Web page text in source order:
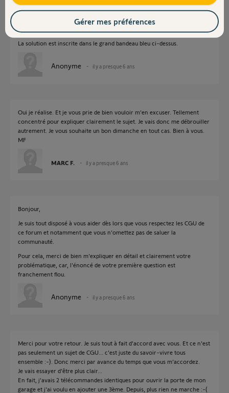
Réponses
La solution est inscrite dans le grand bandeau bleu ci-dessus.
Anonyme il y a presque 6 ans
Oui je réalise. Et je vous prie de bien vouloir m'en excuser. Tellement
concentré pour expliquer clairement le sujet. Je vais donc me débrouiller
autrement. Je vous souhaite un bon dimanche en tout cas. Bien à vous.
MF
MARC F. il y a presque 6 ans
Bonjour,
Je suis tout disposé à vous aider dès lors que vous respectez les CGU de
ce forum et notamment que vous n'omettez pas de saluer la
communauté.
Pour cela, merci de bien m'expliquer en détail et clairement votre
problématique, car, l'énoncé de votre première question est
franchement flou.
Anonyme il y a presque 6 ans
Merci pour votre retour. Je suis tout à fait d'accord avec vous. Et ce n'est
pas seulement un sujet de CGU... c'est juste du savoir-vivre tous
ensemble :-). Donc merci par avance du temps que vous m'accordez.
Je vais essayer d'être plus clair...
En fait, j'avais 2 télécommandes identiques pour ouvrir la porte de mon
garage et j'ai voulu en ajouter une 3ème. Depuis, plus rien ne marche :-(
Gérer mes préférences